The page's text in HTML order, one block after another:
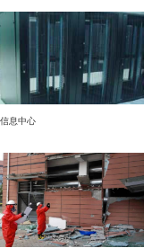
形态工作摆在党建重点位
、守好、用好各类网络阵
工作任务会议传达上级
实际，梳理当前网络意识
从严规范新媒体平台发布流
传递单位声音的重要载体，
体平台信息发布全流程管控
面或线上审核记录，做到全
、短视频、工作动态、宣传
，重点核查政策表述、行业
偏差内容上线；3. 常态化开
过时、存在风险隐患的信
（二）常态化开展党员专题
，讲述节能降碳背后的责
现公共机构在绿色转型中的
理念在中国电子工程设计院
控新要求，从设计、施工到
节能环保技术方案，从源
效减碳。三、从点滴做起，
中国贡献力量！
构认可机构，其认可资质具
国家温室气体审定核查相
碳核查技术能力、公正性与
温室气体审定、核查结果可
与法律效力。 评审过程
查等多维度、全流程严苛评
管理、质量管理体系等核心
全符合温室气体审定与核查
耕工程检测、评定与绿色
评定中心有限公司长期聚
善碳服务技术体系，组建专
食品，土木工程，建材等多
设计院股份有限公司全资子
称“中电投检测中心”）承接
）质量、环境、职业健康安
境、职业健康安全管理三体
标 GB/T 19001-2016/ISO
环境管理体系、GB/T
结合标准条款和国投健康运
真正实现标准化落地、常态
术支撑单位，中电投检测中
，以标准化管理赋能健康产
务优质、安全可控、可持续
收标准（送审稿）》
工程建筑及环境性能质量检
子工业化学品系统验收标准
开。近年来，随着国内半导
品系统作为整个电子工程建
、等标准多是从设计、建
量控制角度目前的做法基本
致性，另一方面制约了国
电子工程分会的大力支
、施工单位、材料和设备供
组。中国工程建设标准化协
检测鉴定—全维度检
鉴定工作。本次鉴定严格依
分析等多维度评估，明确烟
学支撑。（1）全维度检测
系及平面布置，确认该钢
基础未见不均匀沉降、滑移
。外观质量检查显示，火灾
成为现代社会中一个日益突
要环节，对提升环境的健康
心有限公司（以下简称中
测赋能工业装备
息中心